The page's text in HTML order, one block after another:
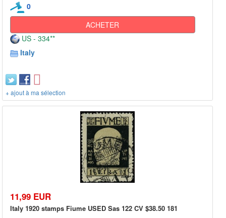
0
ACHETER
US - 334**
Italy
+ ajout à ma sélection
11,99 EUR
Italy 1920 stamps Fiume USED Sas 122 CV $38.50 181